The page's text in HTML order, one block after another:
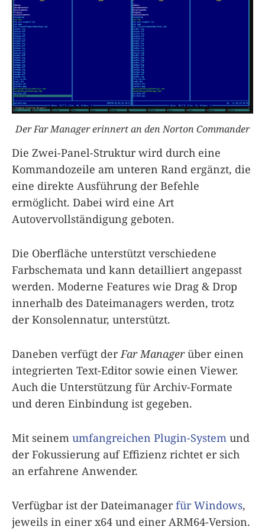
Der Far Manager erinnert an den Norton Commander
Die Zwei-Panel-Struktur wird durch eine
Kommandozeile am unteren Rand ergänzt, die
eine direkte Ausführung der Befehle
ermöglicht. Dabei wird eine Art
Autovervollständigung geboten.
Die Oberfläche unterstützt verschiedene
Farbschemata und kann detailliert angepasst
werden. Moderne Features wie Drag & Drop
innerhalb des Dateimanagers werden, trotz
der Konsolennatur, unterstützt.
Daneben verfügt der Far Managerüber einen
integrierten Text-Editor sowie einen Viewer.
Auch die Unterstützung für Archiv-Formate
und deren Einbindung ist gegeben.
Mit seinem umfangreichen Plugin-System und
der Fokussierung auf Effizienz richtet er sich
an erfahrene Anwender.
Verfügbar ist der Dateimanagerfür Windows,
jeweils in einer x64 und einer ARM64-Version.